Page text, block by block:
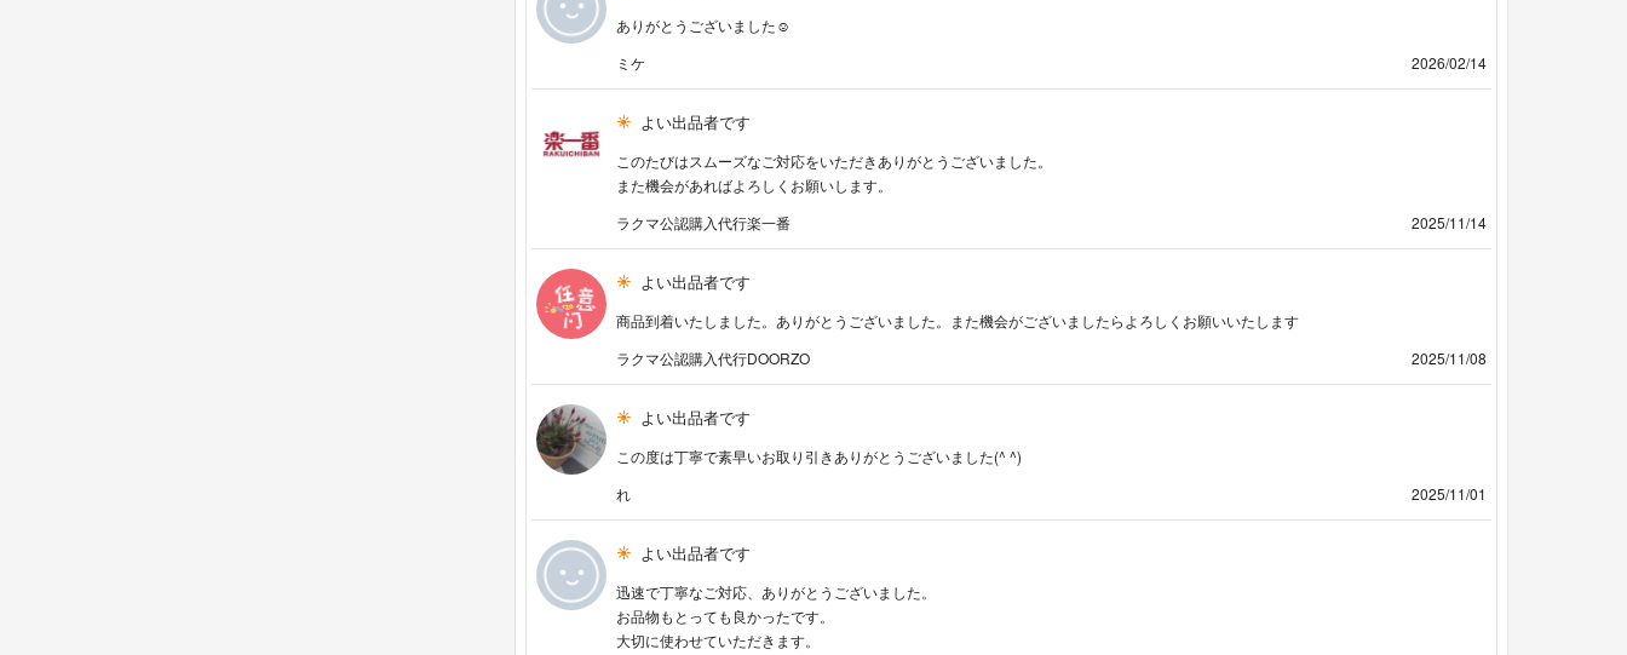
ありがとうございました☺︎︎
ミケ
2026/02/14
よい出品者です
このたびはスムーズなご対応をいただきありがとうございました。
また機会があればよろしくお願いします。
ラクマ公認購入代行楽一番
2025/11/14
よい出品者です
商品到着いたしました。ありがとうございました。また機会がございましたらよろしくお願いいたします
ラクマ公認購入代行DOORZO
2025/11/08
よい出品者です
この度は丁寧で素早いお取り引きありがとうございました(^ ^)
れ
2025/11/01
よい出品者です
迅速で丁寧なご対応、ありがとうございました。
お品物もとっても良かったです。
大切に使わせていただきます。